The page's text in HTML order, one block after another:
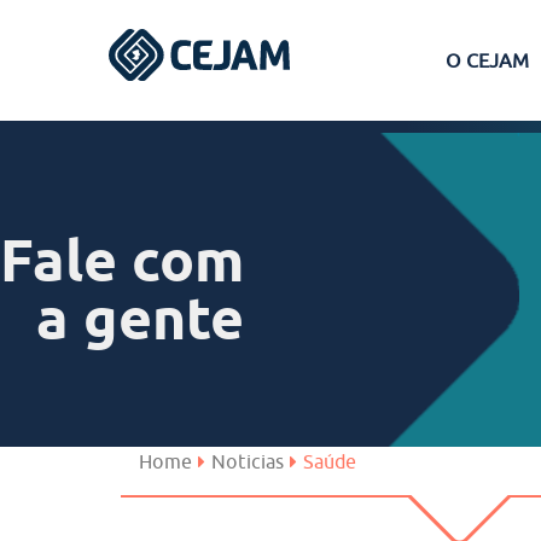
O CEJAM
Ferraz de Vasconcelos
São José dos Campos
Fale com
a gente
Home Noticias Saúde